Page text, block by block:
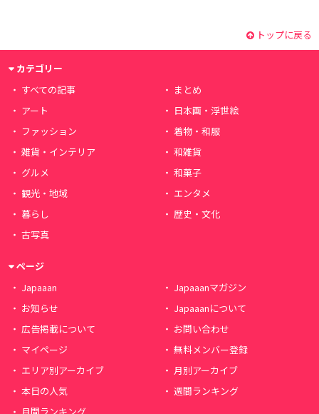
トップに戻る
カテゴリー
すべての記事
まとめ
アート
日本画・浮世絵
ファッション
着物・和服
雑貨・インテリア
和雑貨
グルメ
和菓子
観光・地域
エンタメ
暮らし
歴史・文化
古写真
ページ
Japaaan
Japaaanマガジン
お知らせ
Japaaanについて
広告掲載について
お問い合わせ
マイページ
無料メンバー登録
エリア別アーカイブ
月別アーカイブ
本日の人気
週間ランキング